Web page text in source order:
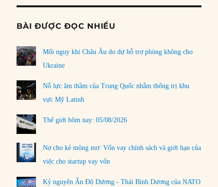
BÀI ĐƯỢC ĐỌC NHIỀU
Mối nguy khi Châu Âu do dự hỗ trợ phòng không cho
Ukraine
Nỗ lực âm thầm của Trung Quốc nhằm thống trị khu
vực Mỹ Latinh
Thế giới hôm nay: 05/08/2026
Nợ cho kẻ mộng mơ: Vốn vay chính sách và giới hạn của
việc cho startup vay vốn
Kỷ nguyên Ấn Độ Dương - Thái Bình Dương của NATO